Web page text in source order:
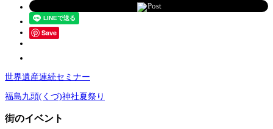
Post
Save
世界遺産連続セミナー
福島九頭(くづ)神社夏祭り
街のイベント